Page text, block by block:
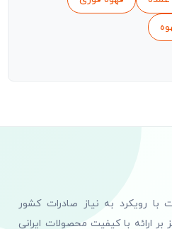
با رویکرد به نیاز صادرات کشور
بر ارائه با کیفیت محصولات ایرانی